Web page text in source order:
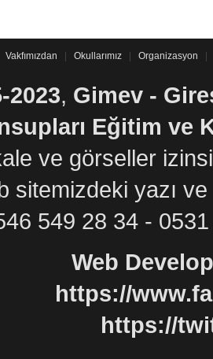
Vakfımızdan Okullarımız Organizasyon
2023, Gimev -
Eğitim ve
ve görseller
sitemizdeki yazı
549 28 34 -
Web
https://
https://